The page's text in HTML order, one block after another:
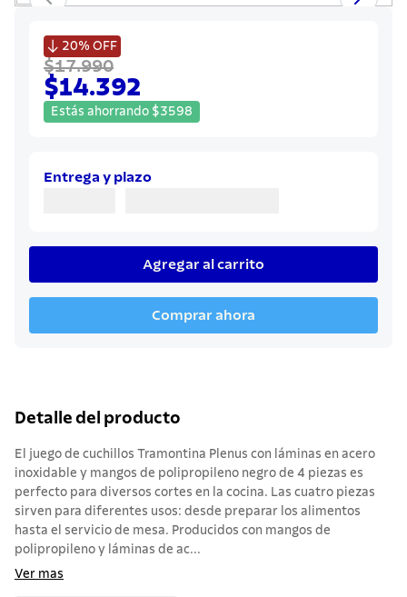
 20% OFF
$17.990
$14.392
Estás ahorrando $3598
Entrega y plazo
Agregar al carrito
Comprar ahora
Detalle del producto
El juego de cuchillos Tramontina Plenus con láminas en acero
inoxidable y mangos de polipropileno negro de 4 piezas es
perfecto para diversos cortes en la cocina. Las cuatro piezas
sirven para diferentes usos: desde preparar los alimentos
hasta el servicio de mesa. Producidos con mangos de
polipropileno y láminas de ac...
Ver mas